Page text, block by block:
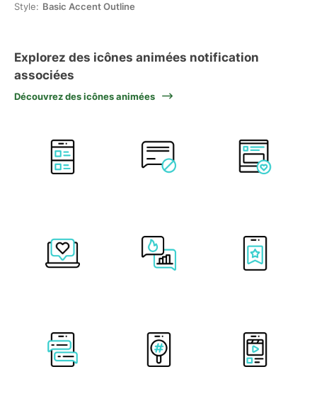
Style: Basic Accent Outline
Explorez des icônes animées notification
associées
Découvrez des icônes animées